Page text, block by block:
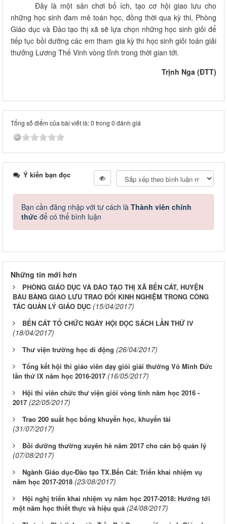
Đây là một sân chơi bổ ích, tạo cơ hội giao lưu cho
những học sinh đam mê toán học, đồng thời qua kỳ thi, Phòng
Giáo dục và Đào tạo thị xã sẽ lựa chọn những học sinh giỏi để
tiếp tục bồi dưỡng các em tham gia kỳ thi học sinh giỏi toán giải
thưởng Lương Thế Vinh vòng tỉnh trong thời gian tới.
Trịnh Nga (ĐTT)
Tổng số điểm của bài viết là: 0 trong 0 đánh giá
Ý kiến bạn đọc
Bạn cần đăng nhập với tư cách là Thành viên chính
thức để có thể bình luận
Những tin mới hơn
PHÒNG GIÁO DỤC VÀ ĐÀO TẠO THỊ XÃ BẾN CÁT, HUYỆN
BÀU BÀNG GIAO LƯU TRAO ĐỔI KINH NGHIỆM TRONG CÔNG
TÁC QUẢN LÝ GIÁO DỤC (15/04/2017)
BẾN CÁT TỔ CHỨC NGÀY HỘI ĐỌC SÁCH LẦN THỨ IV
(18/04/2017)
Thư viện trường học di động (26/04/2017)
Tổng kết hội thi giáo viên dạy giỏi giải thưởng Võ Minh Đức
lần thứ IX năm học 2016-2017 (16/05/2017)
Hội thi viên chức thư viện giỏi vòng tỉnh năm học 2016 -
2017 (22/05/2017)
Trao 200 suất học bổng khuyến học, khuyến tài
(31/07/2017)
Bồi dưỡng thường xuyên hè năm 2017 cho cán bộ quản lý
(07/08/2017)
Ngành Giáo dục-Đào tạo TX.Bến Cát: Triển khai nhiệm vụ
năm học 2017-2018 (23/08/2017)
Hội nghị triển khai nhiệm vụ năm học 2017-2018: Hướng tới
một năm học thiết thực và hiệu quả (24/08/2017)